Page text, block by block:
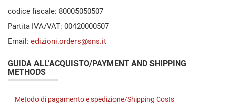
codice fiscale: 80005050507
Partita IVA/VAT: 00420000507
Email: edizioni.orders@sns.it
GUIDA ALL’ACQUISTO/PAYMENT AND SHIPPING
METHODS
Metodo di pagamento e spedizione/Shipping Costs